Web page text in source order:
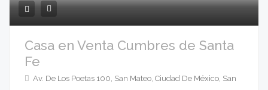
Casa en Venta Cumbres de Santa
Fe
Av. De Los Poetas 100, San Mateo, Ciudad De México, San